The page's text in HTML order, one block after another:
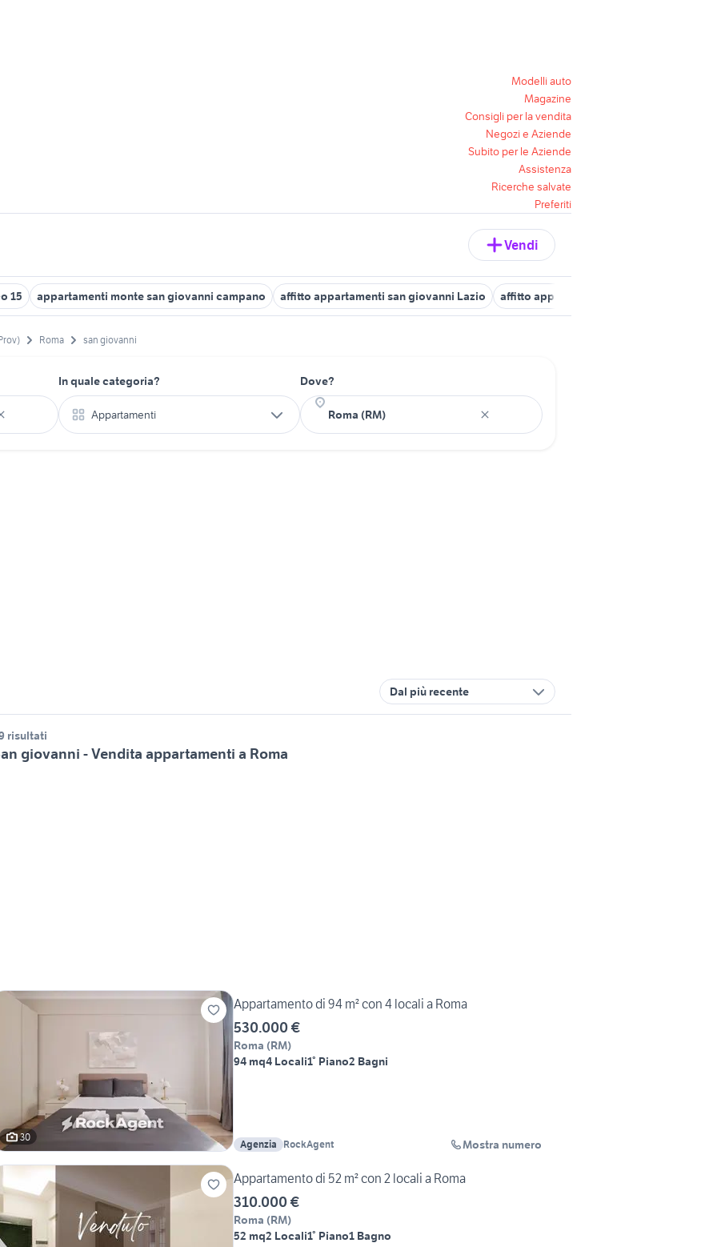
Modelli auto
Magazine
Consigli per la vendita
Negozi e Aziende
Subito per le Aziende
Assistenza
Ricerche salvate
Preferiti
Vendi
15 appartamenti monte san giovanni campano affitto appartamenti san giovanni Lazio affitto appartamenti san giovanni Roma
Roma san giovanni
In quale categoria?
Appartamenti
Dove?
Dal più recente
risultati
giovanni - Vendita appartamenti a Roma
30
Appartamento di 94 m² con 4 locali a Roma
530.000 €
Roma (RM)
94 mq4 Locali1° Piano2 Bagni
Agenzia RockAgent Mostra numero
Appartamento di 52 m² con 2 locali a Roma
310.000 €
Roma (RM)
52 mq2 Locali1° Piano1 Bagno